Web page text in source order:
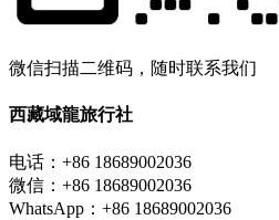
微信扫描二维码，随时联系我们
西藏域龍旅行社
电话：+86 18689002036
微信：+86 18689002036
WhatsApp：+86 18689002036